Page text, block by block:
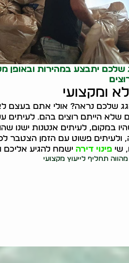
שלכם יתבצע במהירות ובאופן
ומקצועי
שלכם נראה? אולי אתם בעצם
שלא הייתם רוצים בהם. לעיתים
במקום, לעיתים אנטנות ישנו
ולעיתים פשוט עם הזמן הצטבר
שיפינוי דירה ישמח להגיע
תחליף לייעוץ מקצועי